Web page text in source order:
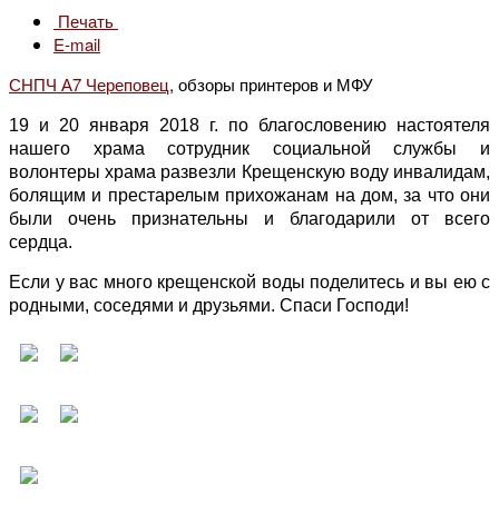
Печать
E-mail
СНПЧ А7 Череповец, обзоры принтеров и МФУ
19 и 20 января 2018 г. по благословению настоятеля
нашего храма сотрудник социальной службы и
волонтеры храма развезли Крещенскую воду инвалидам,
болящим и престарелым прихожанам на дом, за что они
были очень признательны и благодарили от всего
сердца.
Если у вас много крещенской воды поделитесь и вы ею с
родными, соседями и друзьями. Спаси Господи!